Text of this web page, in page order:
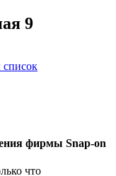
9
фирмы Snap-on
что